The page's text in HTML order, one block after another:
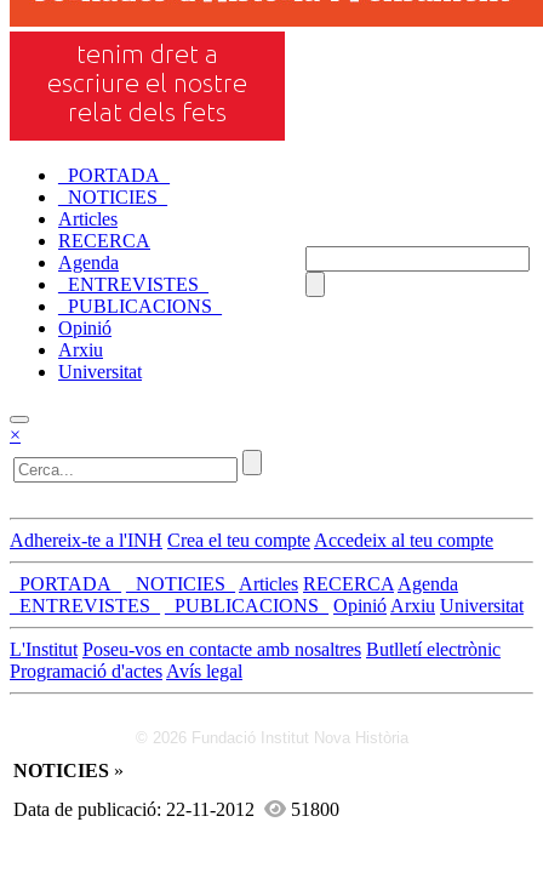
_PORTADA_
_NOTICIES_
Articles
RECERCA
Agenda
_ENTREVISTES_
_PUBLICACIONS_
Opinió
Arxiu
Universitat
×
Adhereix-te a l'INH Crea el teu compte Accedeix al teu compte
_PORTADA_ _NOTICIES_ Articles RECERCA Agenda
_ENTREVISTES_
_PUBLICACIONS_ Opinió Arxiu Universitat
L'Institut Poseu-vos en contacte amb nosaltres Butlletí electrònic
Programació d'actes Avís legal
© 2026 Fundació Institut Nova Història
NOTICIES »
Data de publicació: 22-11-2012
51800